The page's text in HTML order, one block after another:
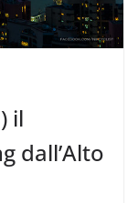
il
dall’Alto